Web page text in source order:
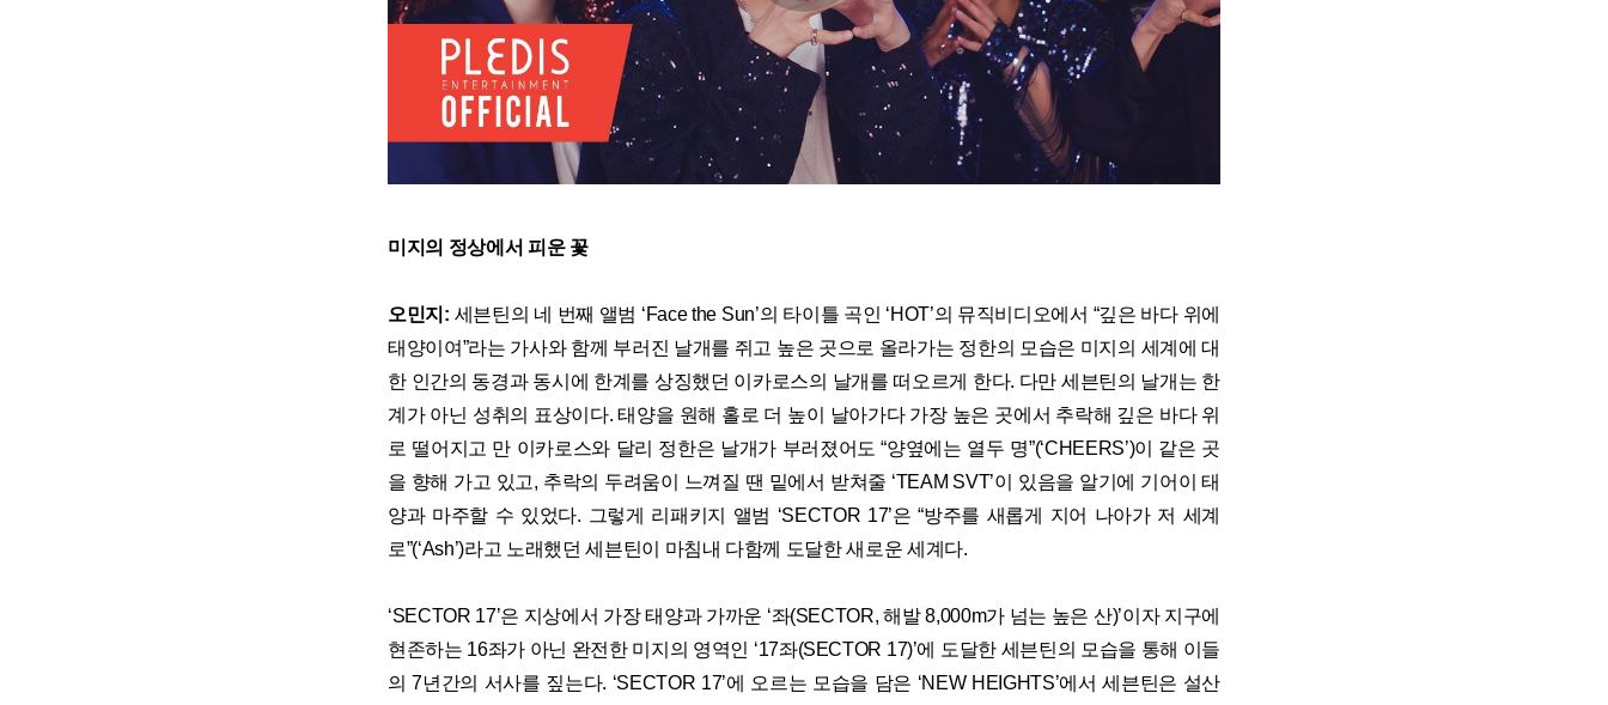
미지의 정상에서 피운 꽃
오민지: 세븐틴의 네 번째 앨범 ‘Face the Sun’의 타이틀 곡인 ‘HOT’의 뮤직비디오에서 “깊은 바다 위에
태양이여”라는 가사와 함께 부러진 날개를 쥐고 높은 곳으로 올라가는 정한의 모습은 미지의 세계에 대
한 인간의 동경과 동시에 한계를 상징했던 이카로스의 날개를 떠오르게 한다. 다만 세븐틴의 날개는 한
계가 아닌 성취의 표상이다. 태양을 원해 홀로 더 높이 날아가다 가장 높은 곳에서 추락해 깊은 바다 위
로 떨어지고 만 이카로스와 달리 정한은 날개가 부러졌어도 “양옆에는 열두 명”(‘CHEERS’)이 같은 곳
을 향해 가고 있고, 추락의 두려움이 느껴질 땐 밑에서 받쳐줄 ‘TEAM SVT’이 있음을 알기에 기어이 태
양과 마주할 수 있었다. 그렇게 리패키지 앨범 ‘SECTOR 17’은 “방주를 새롭게 지어 나아가 저 세계
로”(‘Ash’)라고 노래했던 세븐틴이 마침내 다함께 도달한 새로운 세계다.
‘SECTOR 17’은 지상에서 가장 태양과 가까운 ‘좌(SECTOR, 해발 8,000m가 넘는 높은 산)’이자 지구에
현존하는 16좌가 아닌 완전한 미지의 영역인 ‘17좌(SECTOR 17)’에 도달한 세븐틴의 모습을 통해 이들
의 7년간의 서사를 짚는다. ‘SECTOR 17’에 오르는 모습을 담은 ‘NEW HEIGHTS’에서 세븐틴은 설산